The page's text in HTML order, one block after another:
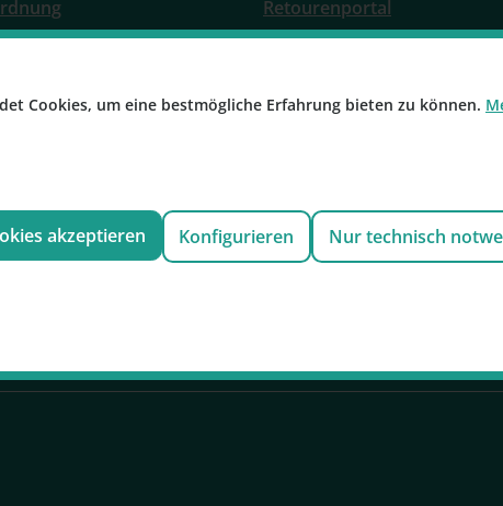
Retourenportal
Rücknahme Altgeräte
Cookies, um eine bestmögliche Erfahrung bieten zu können.
akzeptieren Konfigurieren Nur technisch